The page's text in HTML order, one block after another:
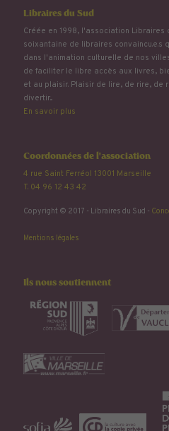
Libraires du Sud
Créée en 1998, l'association Libraires
soixantaine de libraires convaincu.e.s
dans l'animation culturelle de nos
de faciliter le libre accès aux livres,
et au plaisir. Plaisir de lire, de rire, de
divertir...
En savoir plus
Coordonnées de l'association
4 rue Saint Ferréol 13001 Marseille
T. 04 96 12 43 42
Copyright © 2017 - Libraires du Sud -
Mentions légales
Ils nous soutiennent